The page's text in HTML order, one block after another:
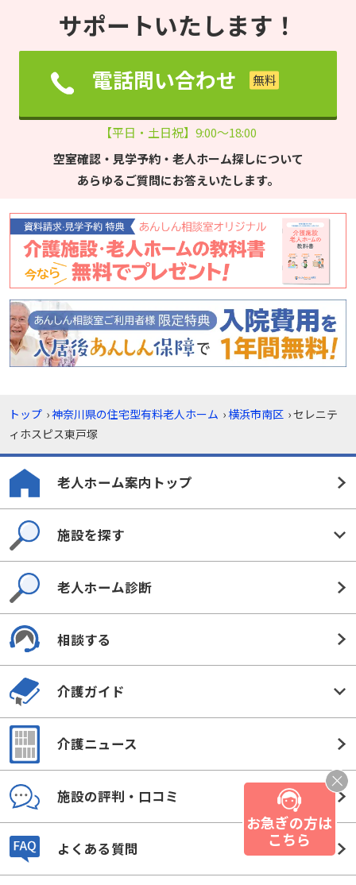
サポートいたします！
電話問い合わせ
【平日・土日祝】9:00～18:00
空室確認・見学予約・老人ホーム探しについて
あらゆるご質問にお答えいたします。
トップ ›神奈川県の住宅型有料老人ホーム ›横浜市南区 ›セレニテ
ィホスピス東戸塚
老人ホーム案内トップ
施設を探す
老人ホーム診断
相談する
介護ガイド
介護ニュース
施設の評判・口コミ
よくある質問
お急ぎの方は
こちら